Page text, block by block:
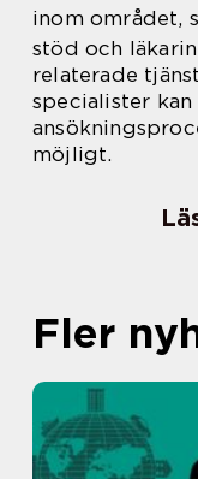
inom området,
stöd och
relaterade
specialister kan
möjligt.
Fler